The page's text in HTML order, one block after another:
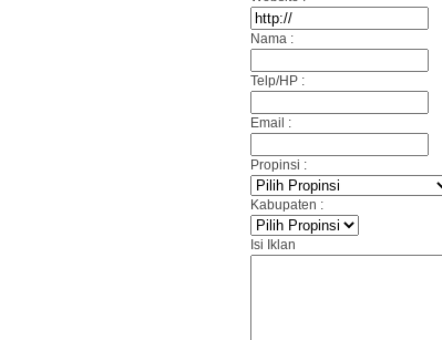
Nama :
Telp/HP :
Email :
Propinsi :
Kabupaten :
Isi Iklan